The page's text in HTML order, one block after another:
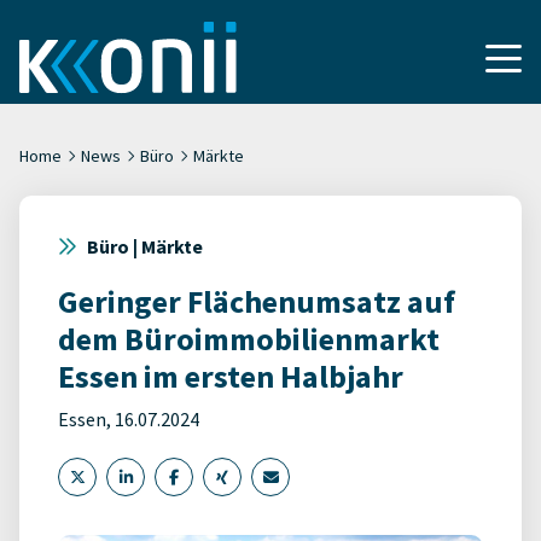
Home News Büro Märkte
Büro | Märkte
Geringer Flächenumsatz auf
dem Büroimmobilienmarkt
Essen im ersten Halbjahr
Essen, 16.07.2024